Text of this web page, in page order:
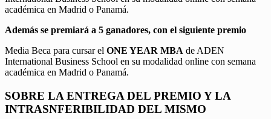
académica en Madrid o Panamá.
Además se premiará a 5 ganadores, con el siguiente premio
Media Beca para cursar el ONE YEAR MBA de ADEN
International Business School en su modalidad online con semana
académica en Madrid o Panamá.
SOBRE LA ENTREGA DEL PREMIO Y LA
INTRASNFERIBILIDAD DEL MISMO